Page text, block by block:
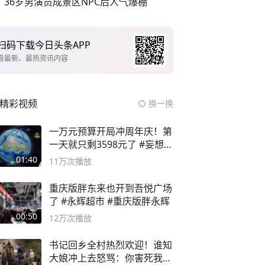
码下载今日头条APP
最新、最热资讯内容
精彩视频 换一换
01:40
一万元预算开局冲周年庆！第
一天就只剩3598元了 #妄想山
海
11万次播放
00:50
重庆版胖东来也开到吾悦广场
了 #永辉超市 #重庆版胖永辉
12万次播放
书记回乡全村热烈欢迎！谁知
大娘冲上去怒骂：你害死我儿